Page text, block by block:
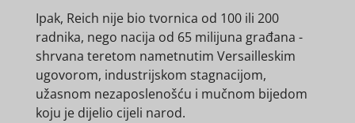
Ipak, Reich nije bio tvornica od 100 ili 200
radnika, nego nacija od 65 milijuna građana -
shrvana teretom nametnutim Versailleskim
ugovorom, industrijskom stagnacijom,
užasnom nezaposlenošću i mučnom bijedom
koju je dijelio cijeli narod.